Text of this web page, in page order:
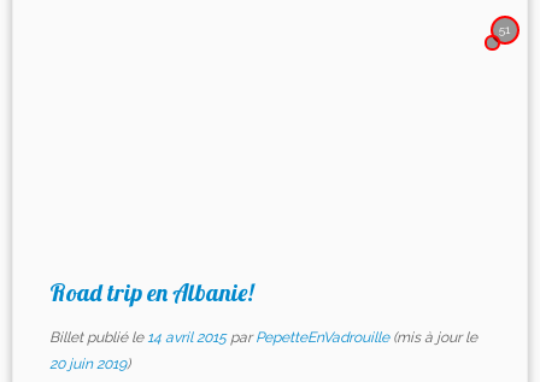
51
Road trip en Albanie!
Billet publié le 14 avril 2015 parPepetteEnVadrouille(mis à jour le
20 juin 2019)